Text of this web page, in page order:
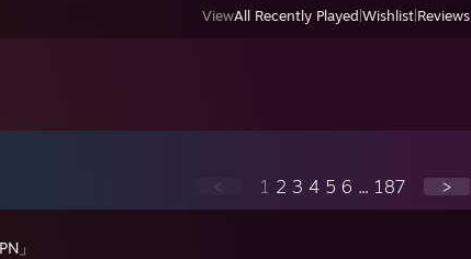
ViewAll Recently Played Wishlist Reviews
< 1 2 3 4 5 6 ... 187 >
」